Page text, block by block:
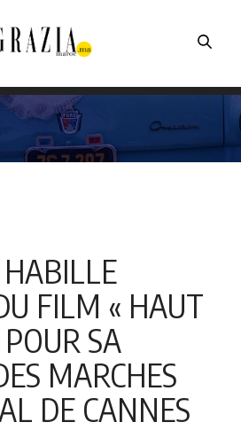
FILM « HAUT
SA
MARCHES
DE CANNES